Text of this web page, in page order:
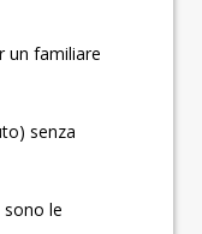
un familiare
senza
sono le